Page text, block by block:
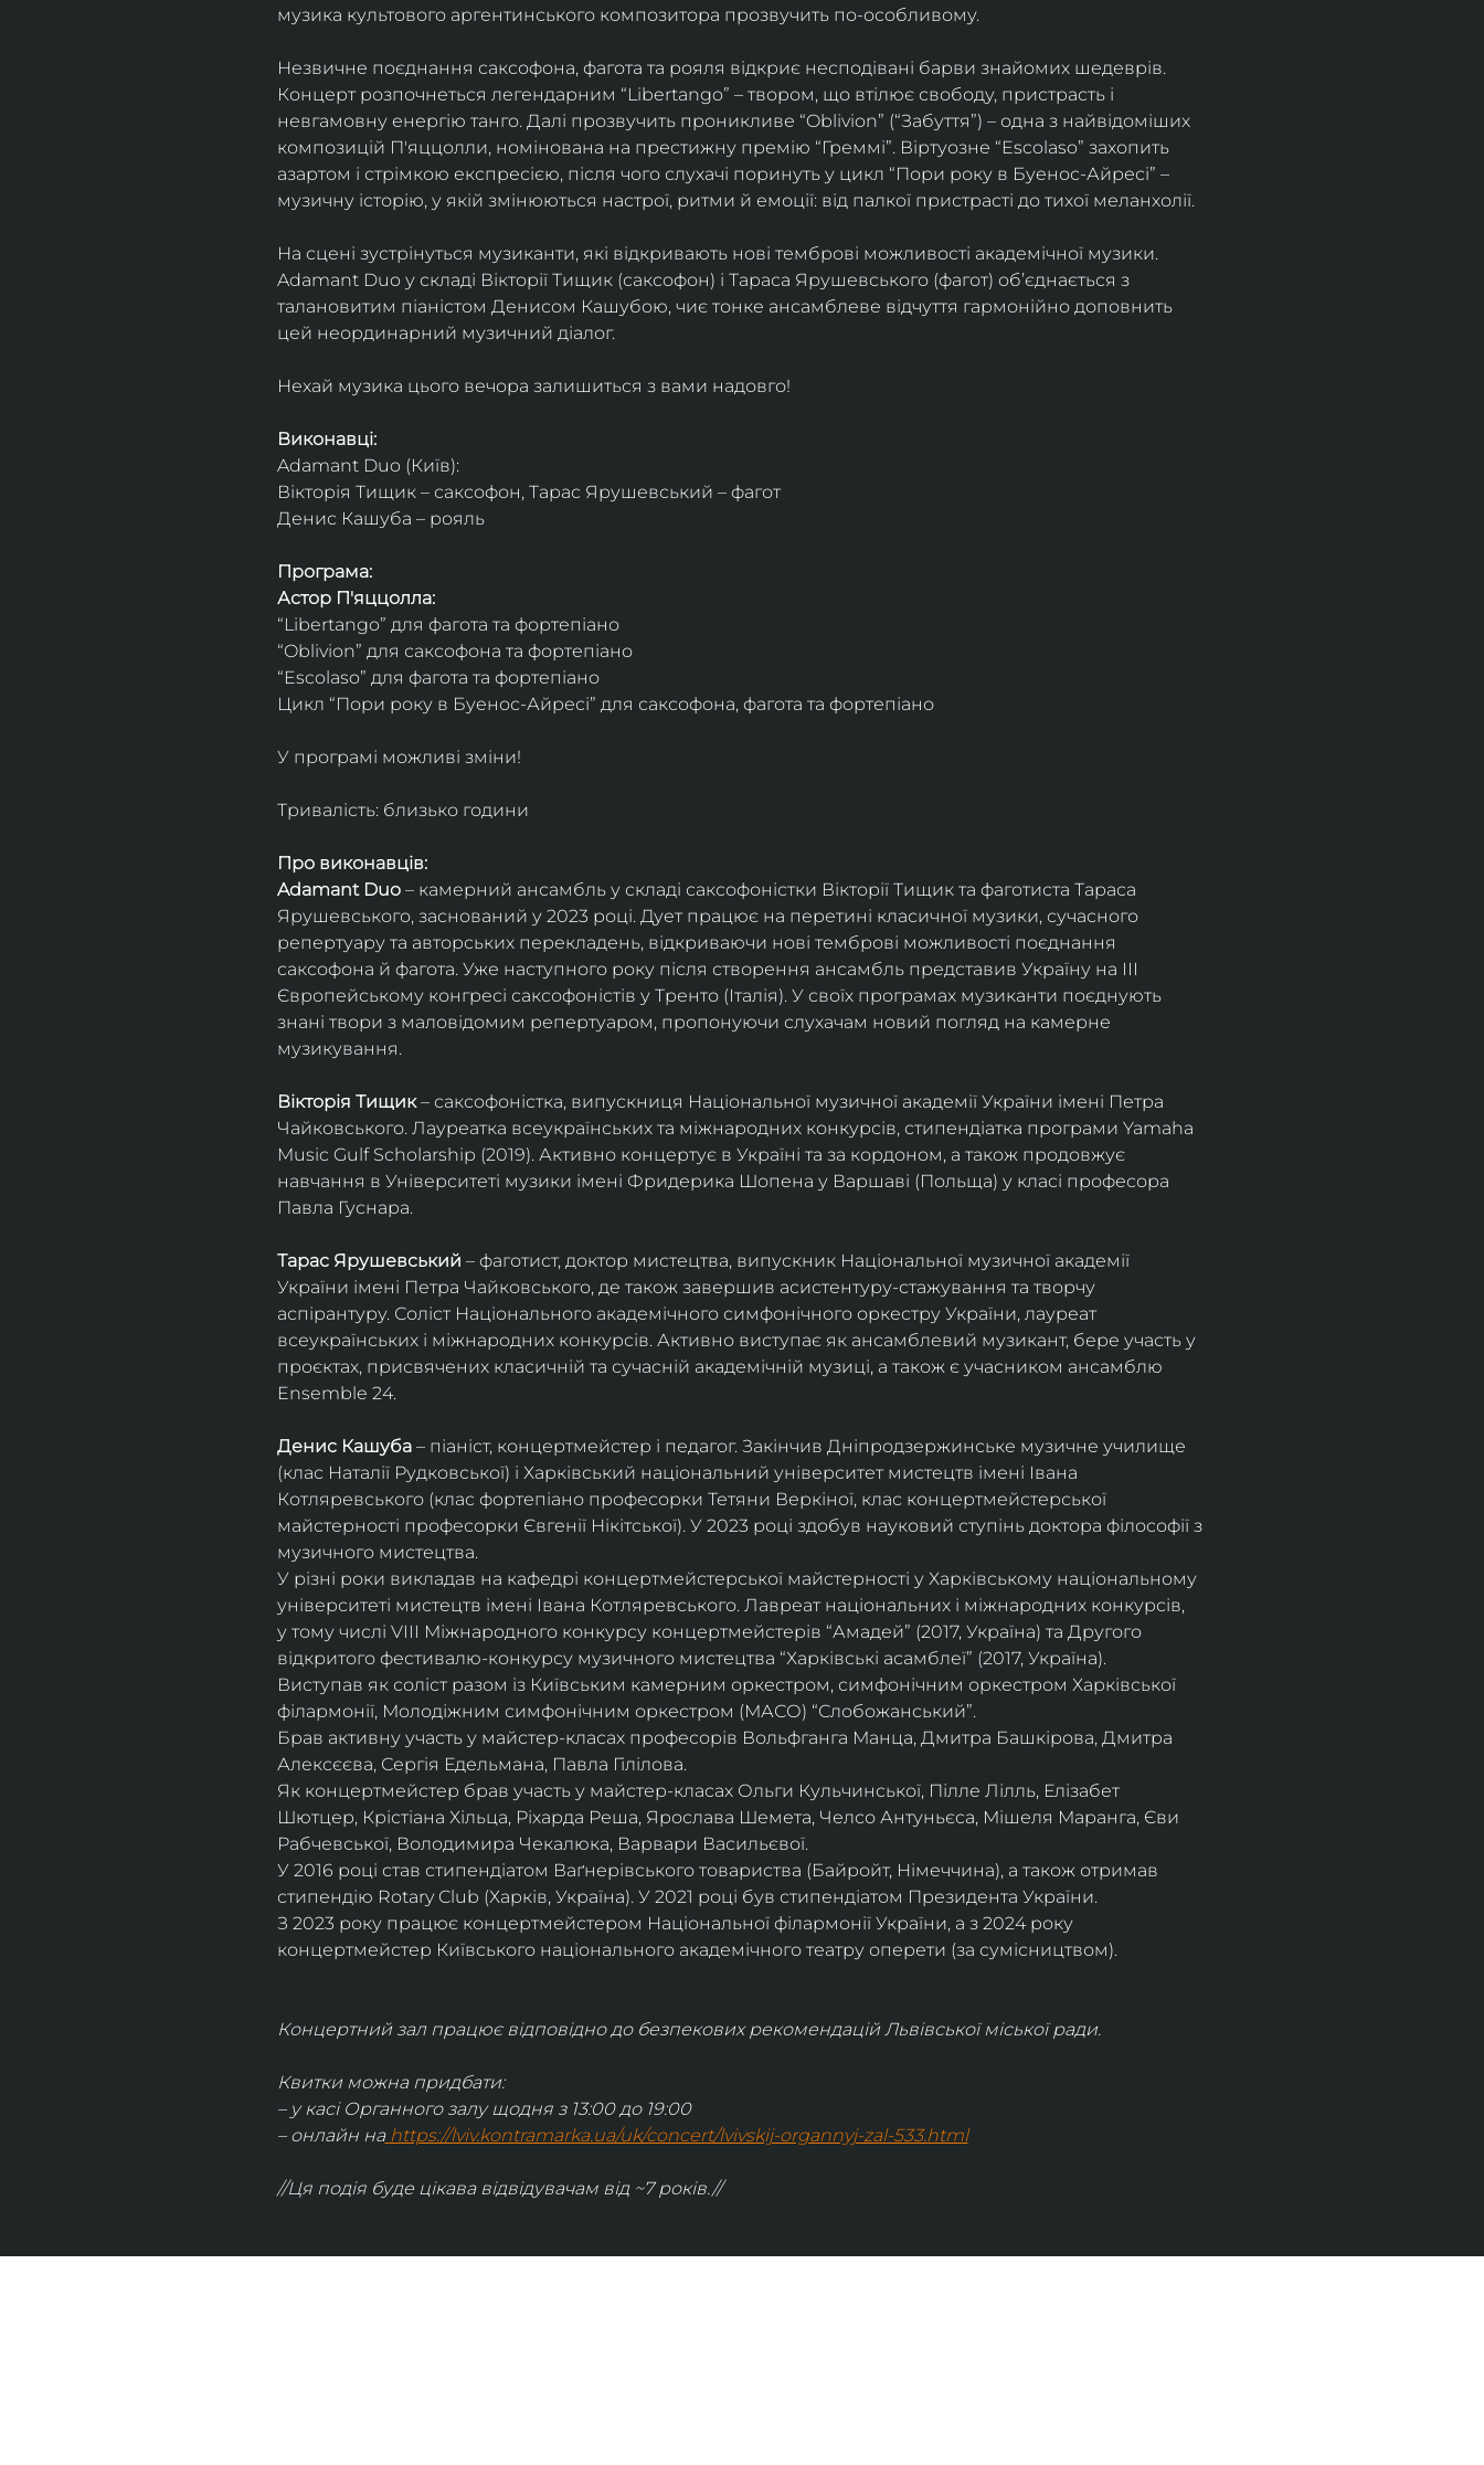
музика культового аргентинського композитора прозвучить по-особливому.
Незвичне поєднання саксофона, фагота та рояля відкриє несподівані барви знайомих шедеврів.
Концерт розпочнеться легендарним “Libertango” – твором, що втілює свободу, пристрасть і
невгамовну енергію танго. Далі прозвучить проникливе “Oblivion” (“Забуття”) – одна з найвідоміших
композицій П'яццолли, номінована на престижну премію “Греммі”. Віртуозне “Escolaso” захопить
азартом і стрімкою експресією, після чого слухачі поринуть у цикл “Пори року в Буенос-Айресі” –
музичну історію, у якій змінюються настрої, ритми й емоції: від палкої пристрасті до тихої меланхолії.
На сцені зустрінуться музиканти, які відкривають нові темброві можливості академічної музики.
Adamant Duo у складі Вікторії Тищик (саксофон) і Тараса Ярушевського (фагот) об’єднається з
талановитим піаністом Денисом Кашубою, чиє тонке ансамблеве відчуття гармонійно доповнить
цей неординарний музичний діалог.
Нехай музика цього вечора залишиться з вами надовго!
Виконавці:
Adamant Duo (Київ):
Вікторія Тищик – саксофон, Тарас Ярушевський – фагот
Денис Кашуба – рояль
Програма:
Астор П'яццолла:
“Libertango” для фагота та фортепіано
“Oblivion” для саксофона та фортепіано
“Escolaso” для фагота та фортепіано
Цикл “Пори року в Буенос-Айресі” для саксофона, фагота та фортепіано
У програмі можливі зміни!
Тривалість: близько години
Про виконавців:
Adamant Duo – камерний ансамбль у складі саксофоністки Вікторії Тищик та фаготиста Тараса
Ярушевського, заснований у 2023 році. Дует працює на перетині класичної музики, сучасного
репертуару та авторських перекладень, відкриваючи нові темброві можливості поєднання
саксофона й фагота. Уже наступного року після створення ансамбль представив Україну на ІІІ
Європейському конгресі саксофоністів у Тренто (Італія). У своїх програмах музиканти поєднують
знані твори з маловідомим репертуаром, пропонуючи слухачам новий погляд на камерне
музикування.
Вікторія Тищик – саксофоністка, випускниця Національної музичної академії України імені Петра
Чайковського. Лауреатка всеукраїнських та міжнародних конкурсів, стипендіатка програми Yamaha
Music Gulf Scholarship (2019). Активно концертує в Україні та за кордоном, а також продовжує
навчання в Університеті музики імені Фридерика Шопена у Варшаві (Польща) у класі професора
Павла Гуснара.
Тарас Ярушевський – фаготист, доктор мистецтва, випускник Національної музичної академії
України імені Петра Чайковського, де також завершив асистентуру-стажування та творчу
аспірантуру. Соліст Національного академічного симфонічного оркестру України, лауреат
всеукраїнських і міжнародних конкурсів. Активно виступає як ансамблевий музикант, бере участь у
проєктах, присвячених класичній та сучасній академічній музиці, а також є учасником ансамблю
Ensemble 24.
Денис Кашуба – піаніст, концертмейстер і педагог. Закінчив Дніпродзержинське музичне училище
(клас Наталії Рудковської) і Харківський національний університет мистецтв імені Івана
Котляревського (клас фортепіано професорки Тетяни Веркіної, клас концертмейстерської
майстерності професорки Євгенії Нікітської). У 2023 році здобув науковий ступінь доктора філософії з
музичного мистецтва.
У різні роки викладав на кафедрі концертмейстерської майстерності у Харківському національному
університеті мистецтв імені Івана Котляревського. Лавреат національних і міжнародних конкурсів,
у тому числі VIII Міжнародного конкурсу концертмейстерів “Амадей” (2017, Україна) та Другого
відкритого фестивалю-конкурсу музичного мистецтва “Харківські асамблеї” (2017, Україна).
Виступав як соліст разом із Київським камерним оркестром, симфонічним оркестром Харківської
філармонії, Молодіжним симфонічним оркестром (МАСО) “Слобожанський”.
Брав активну участь у майстер-класах професорів Вольфганга Манца, Дмитра Башкірова, Дмитра
Алексєєва, Сергія Едельмана, Павла Гілілова.
Як концертмейстер брав участь у майстер-класах Ольги Кульчинської, Пілле Лілль, Елізабет
Шютцер, Крістіана Хільца, Ріхарда Реша, Ярослава Шемета, Челсо Антуньєса, Мішеля Маранга, Єви
Рабчевської, Володимира Чекалюка, Варвари Васильєвої.
У 2016 році став стипендіатом Ваґнерівського товариства (Байройт, Німеччина), а також отримав
стипендію Rotary Club (Харків, Україна). У 2021 році був стипендіатом Президента України.
З 2023 року працює концертмейстером Національної філармонії України, а з 2024 року
концертмейстер Київського національного академічного театру оперети (за сумісництвом).
Концертний зал працює відповідно до безпекових рекомендацій Львівської міської ради.
Квитки можна придбати:
– у касі Органного залу щодня з 13:00 до 19:00
– онлайн на https://lviv.kontramarka.ua/uk/concert/lvivskij-organnyj-zal-533.html
//Ця подія буде цікава відвідувачам від ~7 років.//